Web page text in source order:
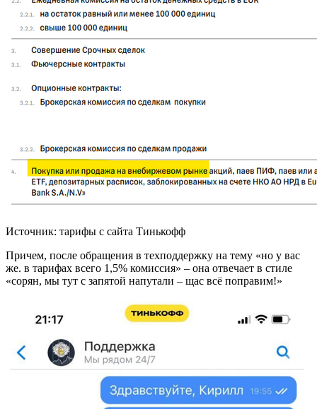
Источник: тарифы с сайта Тинькофф
Причем, после обращения в техподдержку на тему «но у вас
же. в тарифах всего 1,5% комиссия» – она отвечает в стиле
«сорян, мы тут с запятой напутали – щас всё поправим!»